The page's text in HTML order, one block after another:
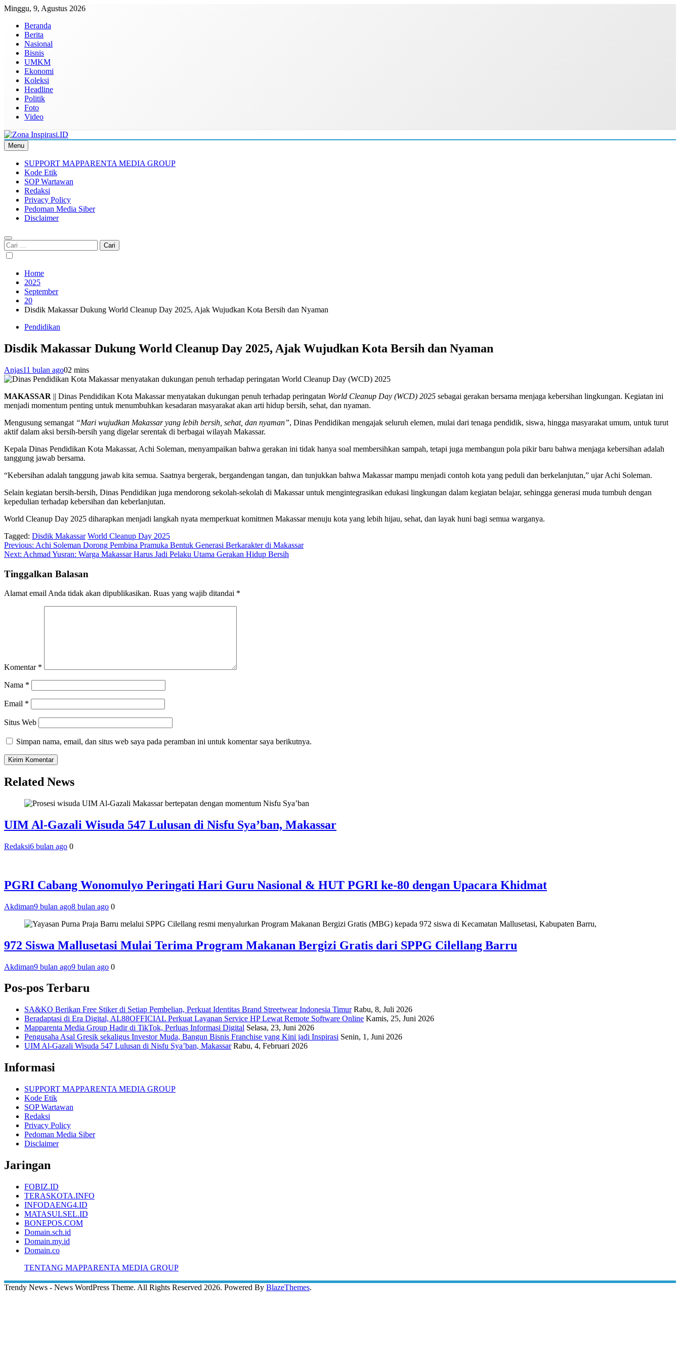
Skip
content
Minggu, 9, Agustus 2026
Beranda
Berita
Nasional
Bisnis
UMKM
Ekonomi
Koleksi
Headline
Politik
Foto
Video
Zona Inspirasi.ID
Bersama Membangun Semangat Baru
Menu
SUPPORT MAPPARENTA MEDIA GROUP
Kode Etik
SOP Wartawan
Redaksi
Privacy Policy
Pedoman Media Siber
Disclaimer
Cari
untuk:
Home
2025
September
20
Disdik Makassar Dukung World Cleanup Day 2025, Ajak Wujudkan Kota Bersih dan Nyaman
Pendidikan
Disdik Makassar Dukung World Cleanup Day 2025, Ajak Wujudkan Kota Bersih dan Nyaman
Anjas11 bulan ago02 mins
MAKASSAR || Dinas Pendidikan Kota Makassar menyatakan dukungan penuh terhadap peringatan World Cleanup Day (WCD) 2025 sebagai gerakan bersama menjaga kebersihan lingkungan. Kegiatan ini
menjadi momentum penting untuk menumbuhkan kesadaran masyarakat akan arti hidup bersih, sehat, dan nyaman.
Mengusung semangat “Mari wujudkan Makassar yang lebih bersih, sehat, dan nyaman”, Dinas Pendidikan mengajak seluruh elemen, mulai dari tenaga pendidik, siswa, hingga masyarakat umum, untuk turut
aktif dalam aksi bersih-bersih yang digelar serentak di berbagai wilayah Makassar.
Kepala Dinas Pendidikan Kota Makassar, Achi Soleman, menyampaikan bahwa gerakan ini tidak hanya soal membersihkan sampah, tetapi juga membangun pola pikir baru bahwa menjaga kebersihan adalah
tanggung jawab bersama.
“Kebersihan adalah tanggung jawab kita semua. Saatnya bergerak, bergandengan tangan, dan tunjukkan bahwa Makassar mampu menjadi contoh kota yang peduli dan berkelanjutan,” ujar Achi Soleman.
Selain kegiatan bersih-bersih, Dinas Pendidikan juga mendorong sekolah-sekolah di Makassar untuk mengintegrasikan edukasi lingkungan dalam kegiatan belajar, sehingga generasi muda tumbuh dengan
kepedulian terhadap kebersihan dan keberlanjutan.
World Cleanup Day 2025 diharapkan menjadi langkah nyata memperkuat komitmen Makassar menuju kota yang lebih hijau, sehat, dan layak huni bagi semua warganya.
Tagged: Disdik Makassar World Cleanup Day 2025
Navigasi
pos
Previous: Achi Soleman Dorong Pembina Pramuka Bentuk Generasi Berkarakter di Makassar
Next: Achmad Yusran: Warga Makassar Harus Jadi Pelaku Utama Gerakan Hidup Bersih
Tinggalkan Balasan
Alamat email Anda tidak akan dipublikasikan. Ruas yang wajib ditandai *
Komentar *
Nama *
Email *
Situs Web
Simpan nama, email, dan situs web saya pada peramban ini untuk komentar saya berikutnya.
Related News
UIM Al-Gazali Wisuda 547 Lulusan di Nisfu Sya’ban, Makassar
Redaksi6 bulan ago 0
PGRI Cabang Wonomulyo Peringati Hari Guru Nasional & HUT PGRI ke-80 dengan Upacara Khidmat
Akdiman9 bulan ago8 bulan ago 0
972 Siswa Mallusetasi Mulai Terima Program Makanan Bergizi Gratis dari SPPG Cilellang Barru
Akdiman9 bulan ago9 bulan ago 0
Pos-pos Terbaru
SA&KO Berikan Free Stiker di Setiap Pembelian, Perkuat Identitas Brand Streetwear Indonesia Timur Rabu, 8, Juli 2026
Beradaptasi di Era Digital, AL88OFFICIAL Perkuat Layanan Service HP Lewat Remote Software Online Kamis, 25, Juni 2026
Mapparenta Media Group Hadir di TikTok, Perluas Informasi Digital Selasa, 23, Juni 2026
Pengusaha Asal Gresik sekaligus Investor Muda, Bangun Bisnis Franchise yang Kini jadi Inspirasi Senin, 1, Juni 2026
UIM Al-Gazali Wisuda 547 Lulusan di Nisfu Sya’ban, Makassar Rabu, 4, Februari 2026
Informasi
SUPPORT MAPPARENTA MEDIA GROUP
Kode Etik
SOP Wartawan
Redaksi
Privacy Policy
Pedoman Media Siber
Disclaimer
Jaringan
FOBIZ.ID
TERASKOTA.INFO
INFODAENG4.ID
MATASULSEL.ID
BONEPOS.COM
Domain.sch.id
Domain.my.id
Domain.co
TENTANG MAPPARENTA MEDIA GROUP
Trendy News - News WordPress Theme. All Rights Reserved 2026. Powered By BlazeThemes.